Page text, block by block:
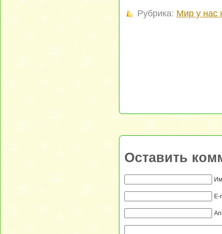
Рубрика: Мир у нас
Оставить
E-